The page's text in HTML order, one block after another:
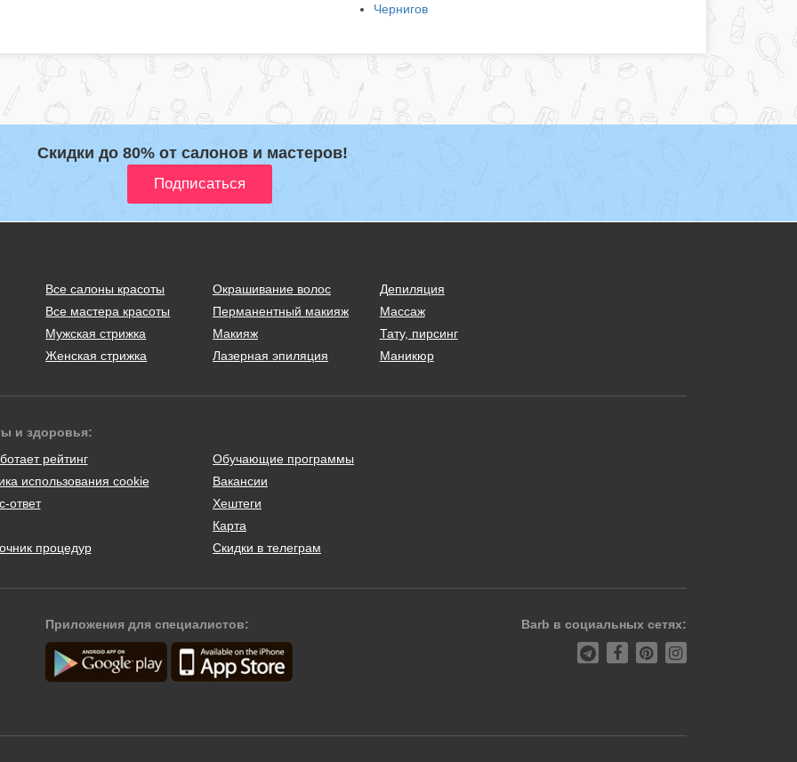
Чернигов
Скидки до 80% от салонов и мастеров!
Все салоны красоты
Все мастера красоты
Мужская стрижка
Женская стрижка
Окрашивание волос
Перманентный макияж
Макияж
Лазерная эпиляция
Депиляция
Массаж
Тату, пирсинг
Маникюр
и здоровья:
рейтинг
использования cookie
ответ
процедур
Обучающие программы
Вакансии
Хештеги
Карта
Скидки в телеграм
Приложения для специалистов: Barb в социальных сетях: